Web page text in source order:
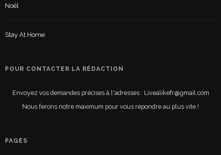
Noël
Stay At Home
POUR CONTACTER LA RÉDACTION
Envoyez vos demandes précises à l'adresses : Livealikefr@gmail.com
Nous ferons notre maximum pour vous répondre au plus vite !
PAGES